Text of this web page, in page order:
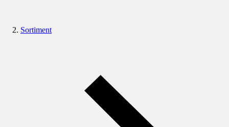
Sortiment